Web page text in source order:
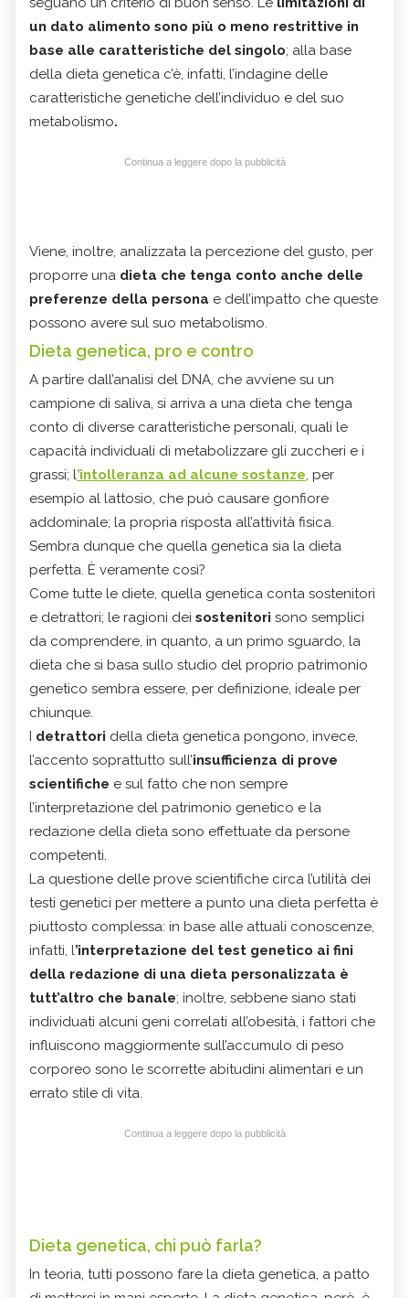
un dato alimento sono più o meno restrittive in
base alle caratteristiche del singolo; alla base
della dieta genetica c’è, infatti, l’indagine delle
caratteristiche genetiche dell’individuo e del suo
metabolismo.
Continua a leggere dopo la pubblicità
Viene, inoltre, analizzata la percezione del gusto, per
proporre una dieta che tenga conto anche delle
preferenze della persona e dell’impatto che queste
possono avere sul suo metabolismo.
Dieta genetica, pro e contro
A partire dall’analisi del DNA, che avviene su un
campione di saliva, si arriva a una dieta che tenga
conto di diverse caratteristiche personali, quali le
capacità individuali di metabolizzare gli zuccheri e i
grassi; l’intolleranza ad alcune sostanze, per
esempio al lattosio, che può causare gonfiore
addominale; la propria risposta all’attività fisica.
Sembra dunque che quella genetica sia la dieta
perfetta. È veramente così?
Come tutte le diete, quella genetica conta sostenitori
e detrattori; le ragioni dei sostenitori sono semplici
da comprendere, in quanto, a un primo sguardo, la
dieta che si basa sullo studio del proprio patrimonio
genetico sembra essere, per definizione, ideale per
chiunque.
I detrattori della dieta genetica pongono, invece,
l’accento soprattutto sull’insufficienza di prove
scientifiche e sul fatto che non sempre
l’interpretazione del patrimonio genetico e la
redazione della dieta sono effettuate da persone
competenti.
La questione delle prove scientifiche circa l’utilità dei
testi genetici per mettere a punto una dieta perfetta è
piuttosto complessa: in base alle attuali conoscenze,
infatti, l’interpretazione del test genetico ai fini
della redazione di una dieta personalizzata è
tutt’altro che banale; inoltre, sebbene siano stati
individuati alcuni geni correlati all’obesità, i fattori che
influiscono maggiormente sull’accumulo di peso
corporeo sono le scorrette abitudini alimentari e un
errato stile di vita.
Continua a leggere dopo la pubblicità
Dieta genetica, chi può farla?
In teoria, tutti possono fare la dieta genetica, a patto